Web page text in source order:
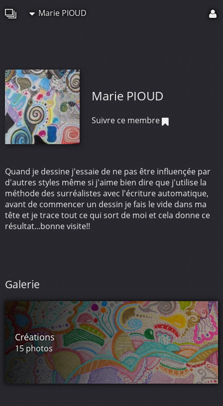
Marie PIOUD
Marie PIOUD
Suivre ce membre
Quand je dessine j'essaie de ne pas être influençée par
d'autres styles même si j'aime bien dire que j'utilise la
méthode des surréalistes avec l'écriture automatique,
avant de commencer un dessin je fais le vide dans ma
tête et je trace tout ce qui sort de moi et cela donne ce
résultat...bonne visite!!
Galerie
Créations
15 photos